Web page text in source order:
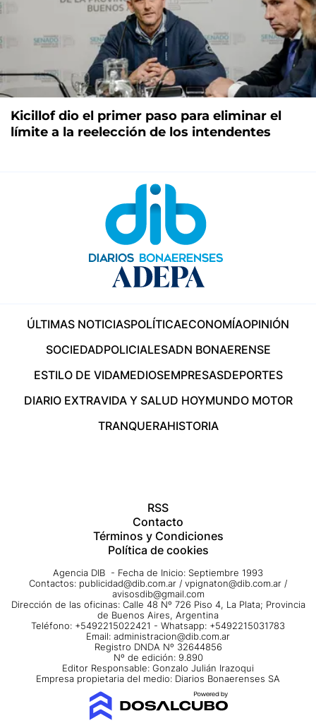
Kicillof dio el primer paso para eliminar el
límite a la reelección de los intendentes
ÚLTIMAS NOTICIASPOLÍTICAECONOMÍAOPINIÓN
SOCIEDADPOLICIALESADN BONAERENSE
ESTILO DE VIDAMEDIOSEMPRESASDEPORTES
DIARIO EXTRAVIDA Y SALUD HOYMUNDO MOTOR
TRANQUERAHISTORIA
RSS
Contacto
Términos y Condiciones
Política de cookies
Agencia DIB - Fecha de Inicio: Septiembre 1993
Contactos: publicidad@dib.com.ar / vpignaton@dib.com.ar /
avisosdib@gmail.com
Dirección de las oficinas: Calle 48 Nº 726 Piso 4, La Plata; Provincia
de Buenos Aires, Argentina
Teléfono: +5492215022421 - Whatsapp: +5492215031783
Email: administracion@dib.com.ar
Registro DNDA Nº 32644856
Nº de edición: 9.890
Editor Responsable: Gonzalo Julián Irazoqui
Empresa propietaria del medio: Diarios Bonaerenses SA